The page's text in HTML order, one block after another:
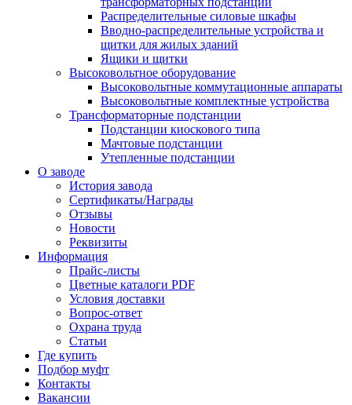
Распределительные силовые шкафы
Вводно-распределительные устройства и
щитки для жилых зданий
Ящики и щитки
Высоковольтное оборудование
Высоковольтные коммутационные аппараты
Высоковольтные комплектные устройства
Трансформаторные подстанции
Подстанции киоскового типа
Мачтовые подстанции
Утепленные подстанции
О заводе
История завода
Сертификаты/Награды
Отзывы
Новости
Реквизиты
Информация
Прайс-листы
Цветные каталоги PDF
Условия доставки
Вопрос-ответ
Охрана труда
Статьи
Где купить
Подбор муфт
Контакты
Вакансии